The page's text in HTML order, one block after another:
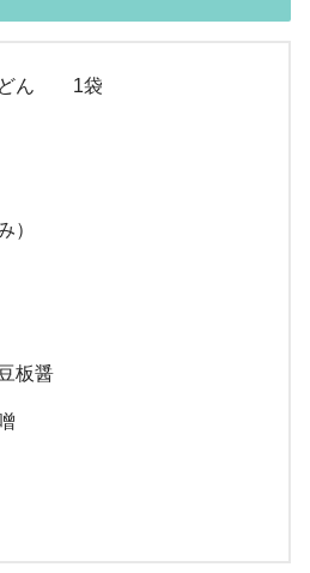
どん 1袋
）
板醤